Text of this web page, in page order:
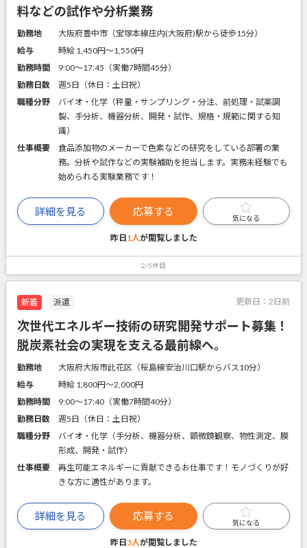
料などの試作や分析業務
勤務地
大阪府豊中市（宝塚本線庄内(大阪府)駅から徒歩15分）
給与
時給 1,450円〜1,550円
勤務時間
9:00～17:45（実働7時間45分）
勤務日数
週5日（休日：土日祝）
職種分野
バイオ・化学（秤量・サンプリング・分注、前処理・試薬調
製、手分析、機器分析、開発・試作、規格・規範に関する知
識）
仕事概要
食品添加物のメーカーで色素などの研究をしている部署の業
務。分析や試作などの実験補助を担当します。実務未経験でも
始められる実験業務です！
詳細を見る 応募する
気になる
昨日1人が閲覧しました
2/5件目
新着 派遣 更新日： 2日前
次世代エネルギー技術の研究開発サポート募集！
脱炭素社会の実現を支える最前線へ。
勤務地
大阪府大阪市此花区（桜島線安治川口駅からバス10分）
給与
時給 1,800円〜2,000円
勤務時間
9:00～17:40（実働7時間40分）
勤務日数
週5日（休日：土日祝）
職種分野
バイオ・化学（手分析、機器分析、顕微鏡観察、物性測定、膜
形成、開発・試作）
仕事概要
再生可能エネルギーに貢献できるお仕事です！モノづくりが好
きな方に適性があります。
詳細を見る 応募する
気になる
昨日3人が閲覧しました